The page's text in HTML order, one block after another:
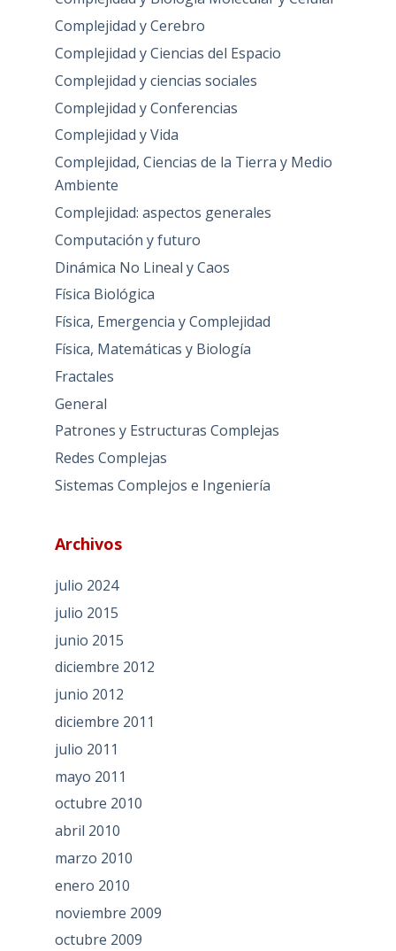
Complejidad y Cerebro
Complejidad y Ciencias del Espacio
Complejidad y ciencias sociales
Complejidad y Conferencias
Complejidad y Vida
Complejidad, Ciencias de la Tierra y Medio
Ambiente
Complejidad: aspectos generales
Computación y futuro
Dinámica No Lineal y Caos
Física Biológica
Física, Emergencia y Complejidad
Física, Matemáticas y Biología
Fractales
General
Patrones y Estructuras Complejas
Redes Complejas
Sistemas Complejos e Ingeniería
Archivos
julio 2024
julio 2015
junio 2015
diciembre 2012
junio 2012
diciembre 2011
julio 2011
mayo 2011
octubre 2010
abril 2010
marzo 2010
enero 2010
noviembre 2009
octubre 2009